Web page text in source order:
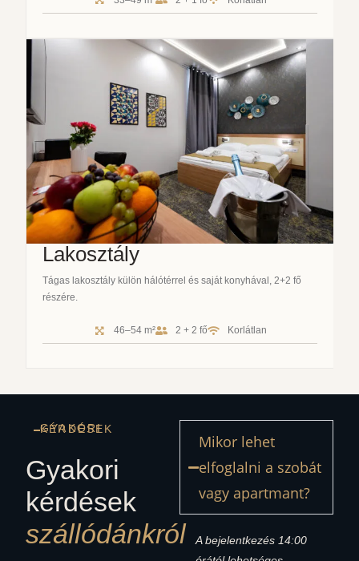
Lakosztály
Tágas lakosztály külön hálótérrel és saját konyhával, 2+2 fő
részére.
46–54 m² 2 + 2 fő Korlátlan
GYAKORI KÉRDÉSEK
Gyakori
kérdések
szállódánkról
Mikor lehet
elfoglalni a szobát
vagy apartmant?
A bejelentkezés 14:00